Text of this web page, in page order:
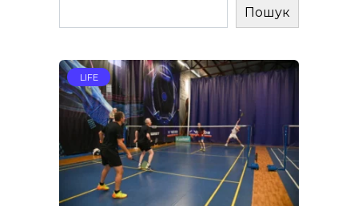
Пошук
LIFE